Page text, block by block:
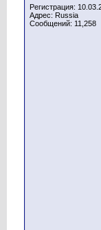
Регистрация:
Адрес: Russia
Сообщений: 11,258